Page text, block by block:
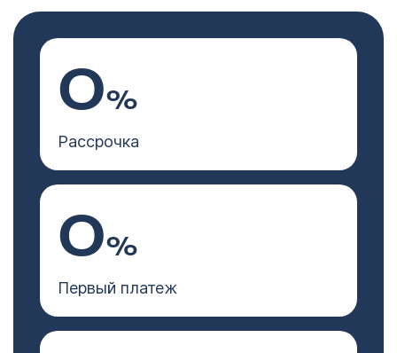
0%
Рассрочка
0%
Первый платеж